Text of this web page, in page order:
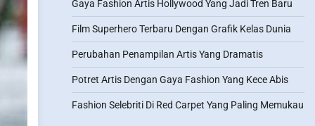
Gaya Fashion Artis Hollywood Yang Jadi Tren Baru
Film Superhero Terbaru Dengan Grafik Kelas Dunia
Perubahan Penampilan Artis Yang Dramatis
Potret Artis Dengan Gaya Fashion Yang Kece Abis
Fashion Selebriti Di Red Carpet Yang Paling Memukau